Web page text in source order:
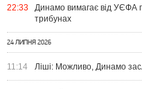
22:33
Динамо вимагає від УЄФА
трибунах
24 ЛИПНЯ 2026
11:14 Ліші: Можливо, Динамо